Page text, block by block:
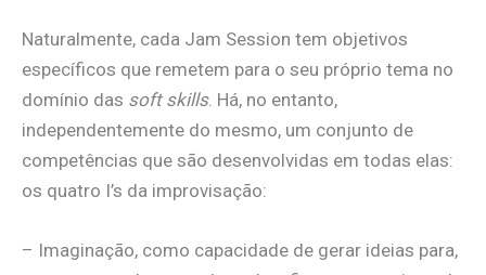
Naturalmente, cada Jam Session tem objetivos
específicos que remetem para o seu próprio tema no
domínio das soft skills. Há, no entanto,
independentemente do mesmo, um conjunto de
competências que são desenvolvidas em todas elas:
os quatro I’s da improvisação:
– Imaginação, como capacidade de gerar ideias para,